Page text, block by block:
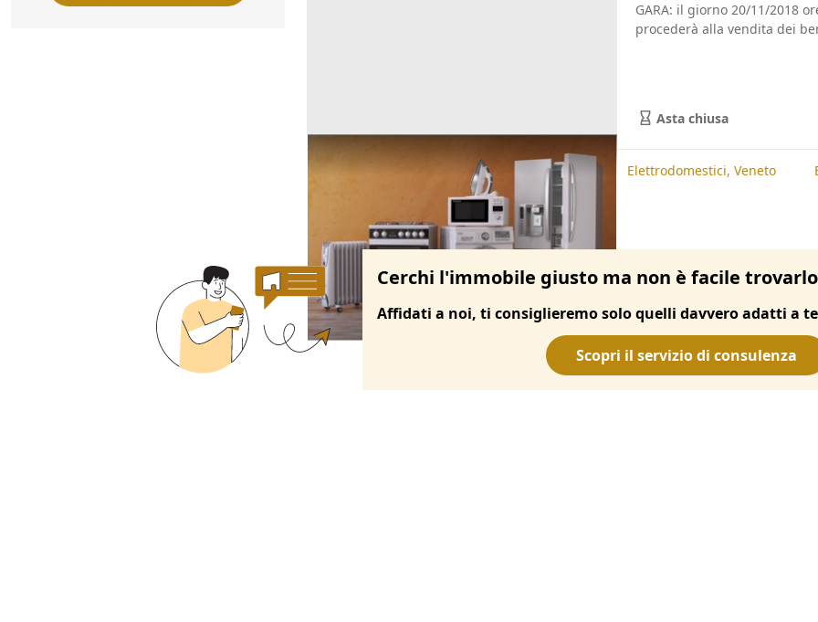
GARA: il giorno 20/11/2018
procederà alla vendita dei
Asta chiusa
Ricerche correlate Elettrodomestici, Padova Elettrodomestici, Veneto
Cerchi l'immobile giusto ma non è facile
Affidati a noi, ti consiglieremo solo quelli davvero adatti a te
Scopri il servizio di consulenza